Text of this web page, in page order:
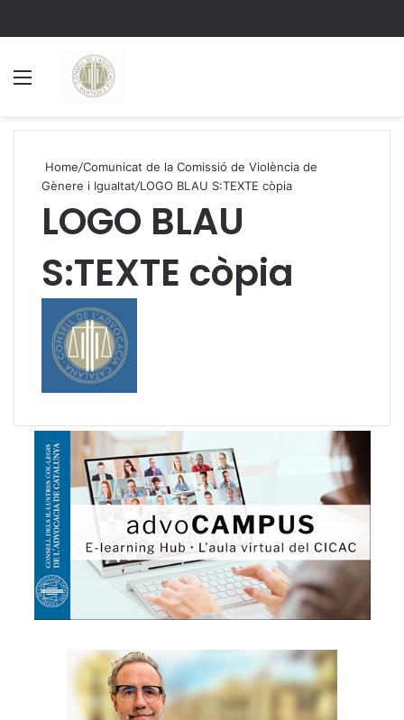
Home/Comunicat de la Comissió de Violència de
Gènere i Igualtat/LOGO BLAU S:TEXTE còpia
LOGO BLAU
S:TEXTE còpia